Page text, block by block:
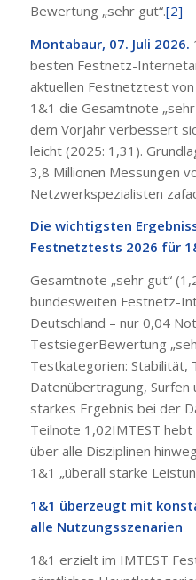
Bewertung „sehr gut“.[2]
Montabaur, 07. Juli 2026.
besten Festnetz-
aktuellen Festnetztest
1&1 die Gesamtnote
dem Vorjahr verbessert
leicht (2025: 1,31).
3,8 Millionen Messungen
Netzwerkspezialisten
Die wichtigsten
Festnetztests 2026 für
Gesamtnote „sehr gut“
bundesweiten Festnetz-
Deutschland – nur 0,04
TestsiegerBewertung
Testkategorien: Stabilität,
Datenübertragung, Surfen
starkes Ergebnis bei der
Teilnote 1,02IMTEST
über alle Disziplinen
1&1 „überall starke
1&1 überzeugt mit
alle Nutzungsszenarien
1&1 erzielt im IMTEST